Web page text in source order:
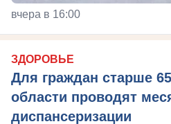
вчера в 16:00
ЗДОРОВЬЕ
Для граждан старше
области проводят
диспансеризации